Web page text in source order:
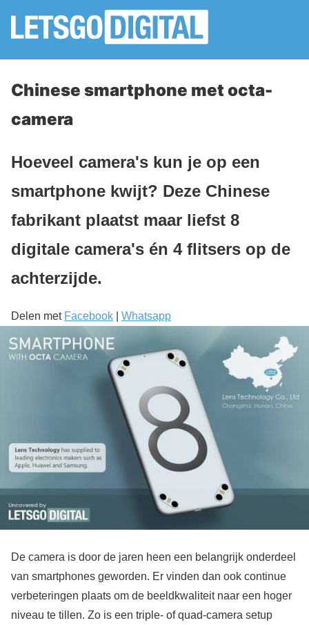
Chinese smartphone met octa-
camera
Hoeveel camera's kun je op een
smartphone kwijt? Deze Chinese
fabrikant plaatst maar liefst 8
digitale camera's én 4 flitsers op de
achterzijde.
Delen met Facebook Whatsapp
De camera is door de jaren heen een belangrijk onderdeel
van smartphones geworden. Er vinden dan ook continue
verbeteringen plaats om de beeldkwaliteit naar een hoger
niveau te tillen. Zo is een triple- of quad-camera setup